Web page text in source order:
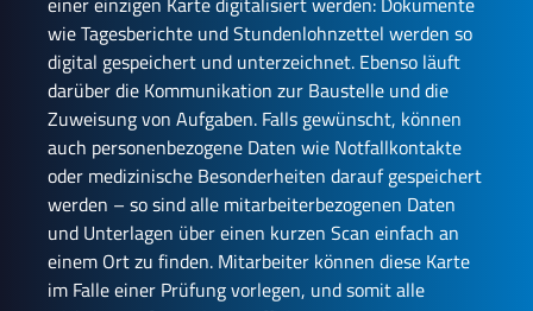
wie Tagesberichte und Stundenlohnzettel werden so
digital gespeichert und unterzeichnet. Ebenso läuft
darüber die Kommunikation zur Baustelle und die
Zuweisung von Aufgaben. Falls gewünscht, können
auch personenbezogene Daten wie Notfallkontakte
oder medizinische Besonderheiten darauf gespeichert
werden – so sind alle mitarbeiterbezogenen Daten
und Unterlagen über einen kurzen Scan einfach an
einem Ort zu finden. Mitarbeiter können diese Karte
im Falle einer Prüfung vorlegen, und somit alle